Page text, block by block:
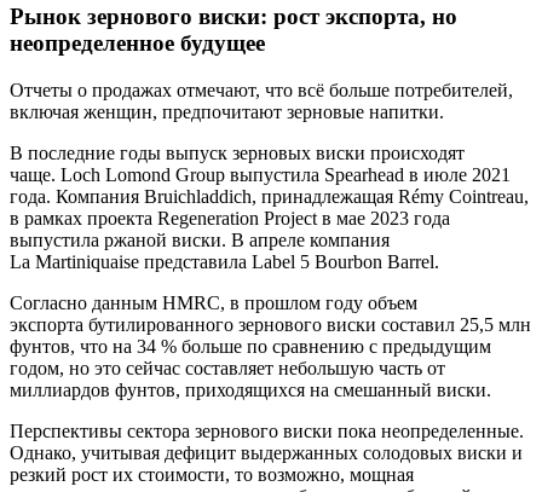
Рынок зернового виски: рост экспорта, но
неопределенное будущее
Отчеты о продажах отмечают, что всё больше потребителей,
включая женщин, предпочитают зерновые напитки.
В последние годы выпуск зерновых виски происходят
чаще. Loch Lomond Group выпустила Spearhead в июле 2021
года. Компания Bruichladdich, принадлежащая Rémy Cointreau,
в рамках проекта Regeneration Project в мае 2023 года
выпустила ржаной виски. В апреле компания
La Martiniquaise представила Label 5 Bourbon Barrel.
Согласно данным HMRC, в прошлом году объем
экспорта бутилированного зернового виски составил 25,5 млн
фунтов, что на 34 % больше по сравнению с предыдущим
годом, но это сейчас составляет небольшую часть от
миллиардов фунтов, приходящихся на смешанный виски.
Перспективы сектора зернового виски пока неопределенные.
Однако, учитывая дефицит выдержанных солодовых виски и
резкий рост их стоимости, то возможно, мощная